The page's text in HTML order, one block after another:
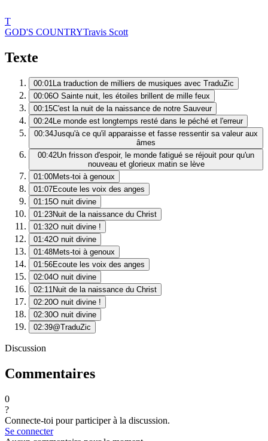
T
GOD'S COUNTRYTravis Scott
Texte
00:01La traduction de milliers de musiques avec TraduZic
00:06O Sainte nuit, les étoiles brillent de mille feux
00:15C'est la nuit de la naissance de notre Sauveur
00:24Le monde est longtemps resté dans le péché et l'erreur
00:34Jusqu'à ce qu'il apparaisse et fasse ressentir sa valeur aux
âmes
00:42Un frisson d'espoir, le monde fatigué se réjouit pour qu'un
nouveau et glorieux matin se lève
01:00Mets-toi à genoux
01:07Ecoute les voix des anges
01:15O nuit divine
01:23Nuit de la naissance du Christ
01:32O nuit divine !
01:42O nuit divine
01:48Mets-toi à genoux
01:56Ecoute les voix des anges
02:04O nuit divine
02:11Nuit de la naissance du Christ
02:20O nuit divine !
02:30O nuit divine
02:39@TraduZic
Discussion
Commentaires
0
?
Connecte-toi pour participer à la discussion.
Se connecter